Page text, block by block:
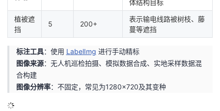
体结构目标
植被遮
挡
5 200+
表示输电线路被树枝、藤
蔓等遮挡
标注工具：使用 LabelImg 进行手动精标
图像来源：无人机巡检拍摄、模拟数据合成、实地采样数据混
合构建
图像分辨率：不固定，常见为1280×720及其变种